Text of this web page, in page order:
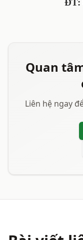
ĐT:
Quan
Liên hệ ngay